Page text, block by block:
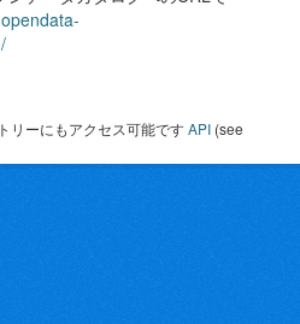
リーにもアクセス可能ですAPI (see